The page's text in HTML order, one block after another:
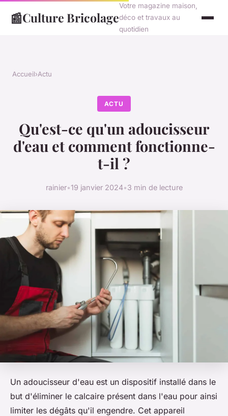
📰Culture Bricolage
Votre magazine maison,
déco et travaux au
quotidien
Accueil›Actu
ACTU
Qu'est-ce qu'un adoucisseur
d'eau et comment fonctionne-
t-il ?
rainier•19 janvier 2024•3 min de lecture
Un adoucisseur d'eau est un dispositif installé dans le
but d'éliminer le calcaire présent dans l'eau pour ainsi
limiter les dégâts qu'il engendre. Cet appareil